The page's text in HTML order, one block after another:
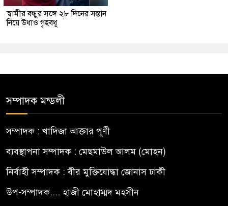
স্বামীর বন্ধুর সঙ্গে ২৮ দিনের সন্তান
নিয়ে উধাও গৃহবধূ
সম্পাদক মন্ডলী
সম্পাদক : খাদিজা আক্তার পূর্ণী
ব্যবস্থাপনা সম্পাদক : মেছমাউল আলম (মোহন)
নির্বাহী সম্পাদক : বীর মুক্তিযোদ্ধা জোনাস ঢাকী
উপ-সম্পাদক.... হাজী মোহাম্মদ মহসীন